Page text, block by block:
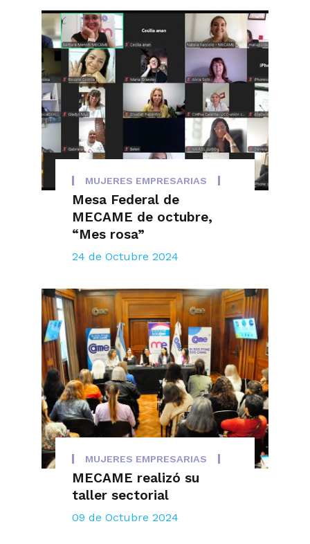
MUJERES EMPRESARIAS
Mesa Federal de
MECAME de octubre,
“Mes rosa”
24 de Octubre 2024
MUJERES EMPRESARIAS
MECAME realizó su
taller sectorial
09 de Octubre 2024